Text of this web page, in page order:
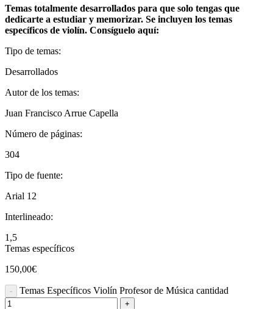
Temas totalmente desarrollados para que solo tengas que
dedicarte a estudiar y memorizar. Se incluyen los temas
específicos de violín. Consíguelo aquí:
Tipo de temas:
Desarrollados
Autor de los temas:
Juan Francisco Arrue Capella
Número de páginas:
304
Tipo de fuente:
Arial 12
Interlineado:
1,5
Temas específicos
150,00€
Temas Específicos Violín Profesor de Música cantidad